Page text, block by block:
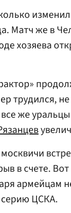
Матч же в
хозяева
трудился,
же
в счете.
армейцам
ЦСКА.